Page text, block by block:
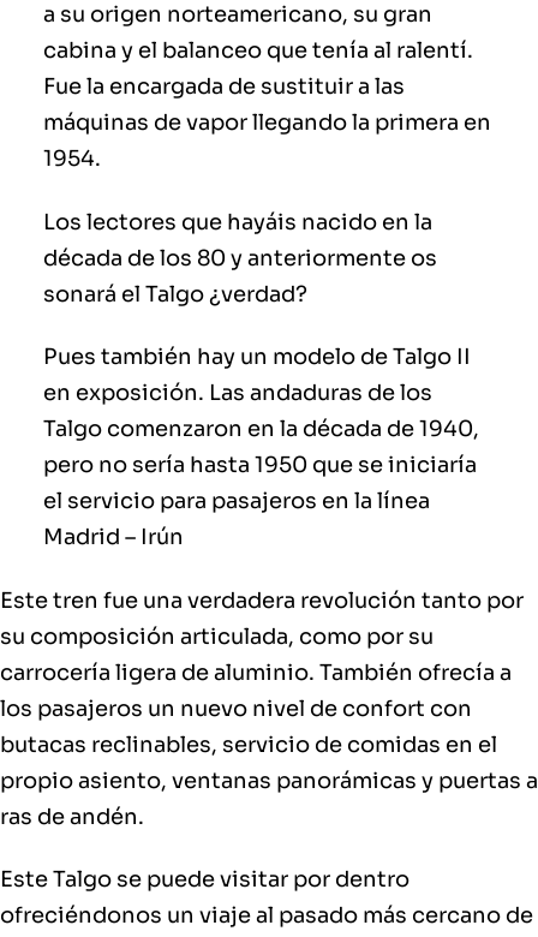
a su origen norteamericano, su gran
cabina y el balanceo que tenía al ralentí.
Fue la encargada de sustituir a las
máquinas de vapor llegando la primera en
1954.
Los lectores que hayáis nacido en la
década de los 80 y anteriormente os
sonará el Talgo ¿verdad?
Pues también hay un modelo de Talgo II
en exposición. Las andaduras de los
Talgo comenzaron en la década de 1940,
pero no sería hasta 1950 que se iniciaría
el servicio para pasajeros en la línea
Madrid – Irún
Este tren fue una verdadera revolución tanto por
su composición articulada, como por su
carrocería ligera de aluminio. También ofrecía a
los pasajeros un nuevo nivel de confort con
butacas reclinables, servicio de comidas en el
propio asiento, ventanas panorámicas y puertas a
ras de andén.
Este Talgo se puede visitar por dentro
ofreciéndonos un viaje al pasado más cercano de